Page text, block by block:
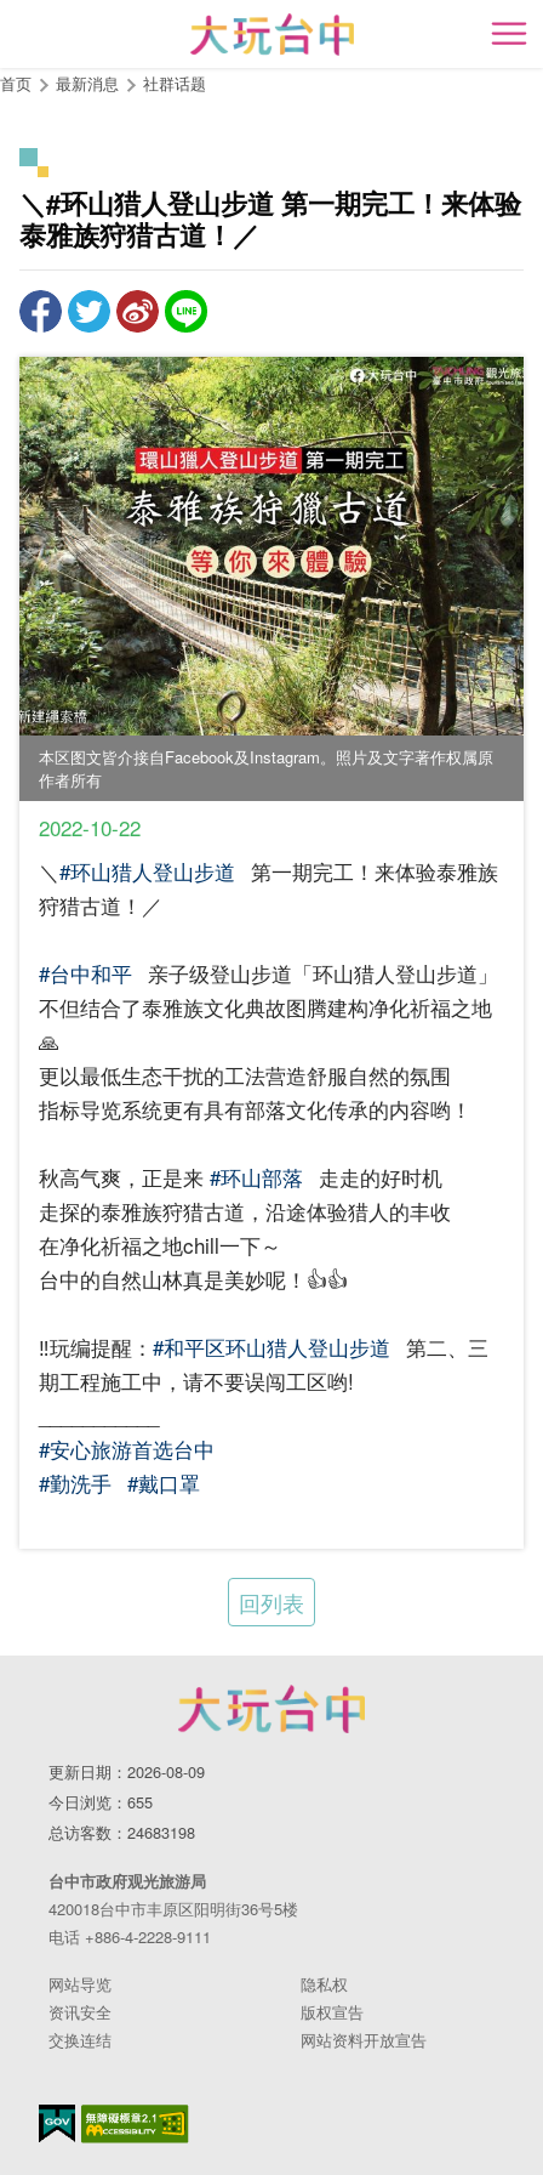
主
要
开
首页 最新消息 社群话题
＼#环山猎人登山步道 第一期完工！来体验
泰雅族狩猎古道！／
本区图文皆介接自Facebook及Instagram。照片及文字著作权属原
作者所有
2022-10-22
＼#环山猎人登山步道 第一期完工！来体验泰雅族
狩猎古道！／
#台中和平 亲子级登山步道「环山猎人登山步道」
不但结合了泰雅族文化典故图腾建构净化祈福之地
🙏
更以最低生态干扰的工法营造舒服自然的氛围
指标导览系统更有具有部落文化传承的内容哟！
秋高气爽，正是来 #环山部落 走走的好时机
走探的泰雅族狩猎古道，沿途体验猎人的丰收
在净化祈福之地chill一下～
台中的自然山林真是美妙呢！👍👍
‼️玩编提醒： #和平区环山猎人登山步道 第二、三
期工程施工中，请不要误闯工区哟!
#安心旅游首选台中
#勤洗手 #戴口罩
回列表
更新日期：2026-08-09
今日浏览：655
总访客数：24683198
台中市政府观光旅游局
420018台中市丰原区阳明街36号5楼
电话 +886-4-2228-9111
网站导览
隐私权
资讯安全
版权宣告
交换连结
网站资料开放宣告